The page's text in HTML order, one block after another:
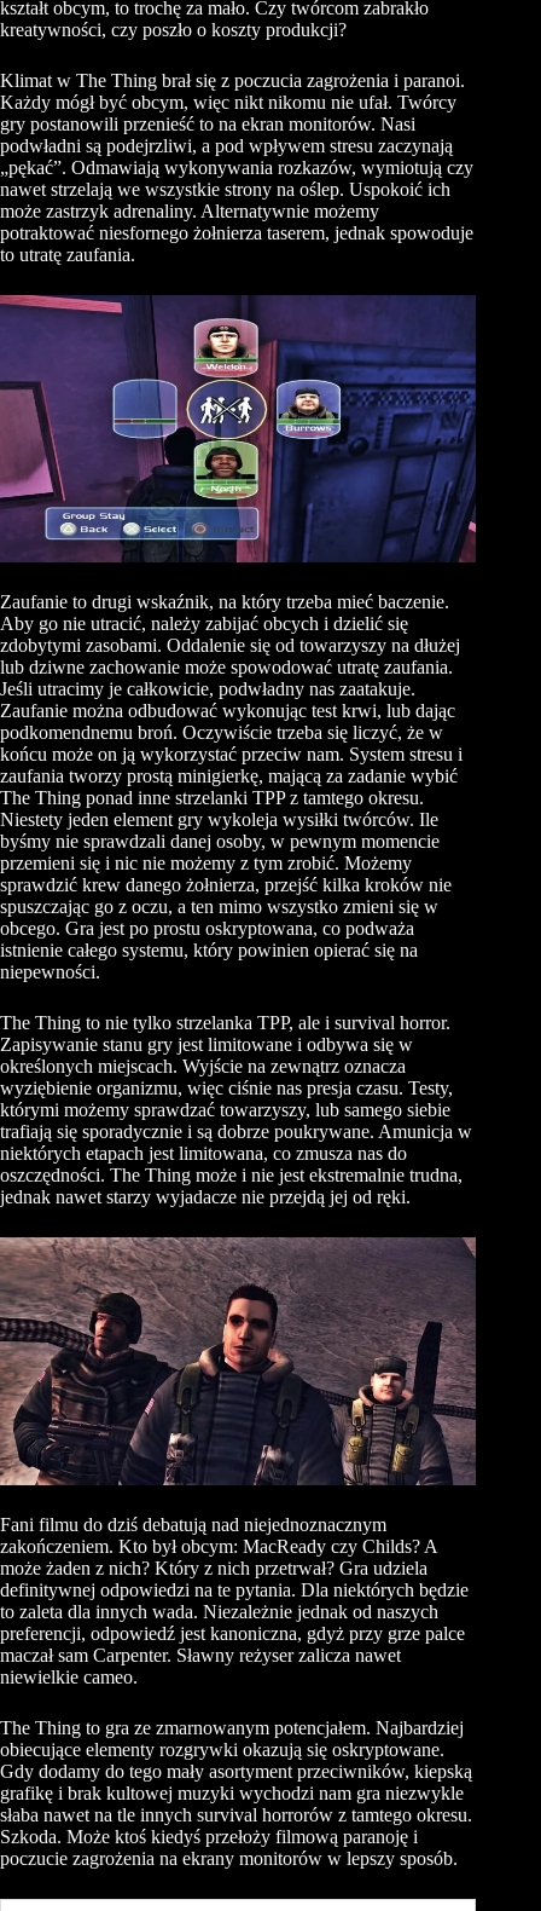
kształt obcym, to trochę za mało. Czy twórcom zabrakło
kreatywności, czy poszło o koszty produkcji?
Klimat w The Thing brał się z poczucia zagrożenia i paranoi.
Każdy mógł być obcym, więc nikt nikomu nie ufał. Twórcy
gry postanowili przenieść to na ekran monitorów. Nasi
podwładni są podejrzliwi, a pod wpływem stresu zaczynają
„pękać”. Odmawiają wykonywania rozkazów, wymiotują czy
nawet strzelają we wszystkie strony na oślep. Uspokoić ich
może zastrzyk adrenaliny. Alternatywnie możemy
potraktować niesfornego żołnierza taserem, jednak spowoduje
to utratę zaufania.
Zaufanie to drugi wskaźnik, na który trzeba mieć baczenie.
Aby go nie utracić, należy zabijać obcych i dzielić się
zdobytymi zasobami. Oddalenie się od towarzyszy na dłużej
lub dziwne zachowanie może spowodować utratę zaufania.
Jeśli utracimy je całkowicie, podwładny nas zaatakuje.
Zaufanie można odbudować wykonując test krwi, lub dając
podkomendnemu broń. Oczywiście trzeba się liczyć, że w
końcu może on ją wykorzystać przeciw nam. System stresu i
zaufania tworzy prostą minigierkę, mającą za zadanie wybić
The Thing ponad inne strzelanki TPP z tamtego okresu.
Niestety jeden element gry wykoleja wysiłki twórców. Ile
byśmy nie sprawdzali danej osoby, w pewnym momencie
przemieni się i nic nie możemy z tym zrobić. Możemy
sprawdzić krew danego żołnierza, przejść kilka kroków nie
spuszczając go z oczu, a ten mimo wszystko zmieni się w
obcego. Gra jest po prostu oskryptowana, co podważa
istnienie całego systemu, który powinien opierać się na
niepewności.
The Thing to nie tylko strzelanka TPP, ale i survival horror.
Zapisywanie stanu gry jest limitowane i odbywa się w
określonych miejscach. Wyjście na zewnątrz oznacza
wyziębienie organizmu, więc ciśnie nas presja czasu. Testy,
którymi możemy sprawdzać towarzyszy, lub samego siebie
trafiają się sporadycznie i są dobrze poukrywane. Amunicja w
niektórych etapach jest limitowana, co zmusza nas do
oszczędności. The Thing może i nie jest ekstremalnie trudna,
jednak nawet starzy wyjadacze nie przejdą jej od ręki.
Fani filmu do dziś debatują nad niejednoznacznym
zakończeniem. Kto był obcym: MacReady czy Childs? A
może żaden z nich? Który z nich przetrwał? Gra udziela
definitywnej odpowiedzi na te pytania. Dla niektórych będzie
to zaleta dla innych wada. Niezależnie jednak od naszych
preferencji, odpowiedź jest kanoniczna, gdyż przy grze palce
maczał sam Carpenter. Sławny reżyser zalicza nawet
niewielkie cameo.
The Thing to gra ze zmarnowanym potencjałem. Najbardziej
obiecujące elementy rozgrywki okazują się oskryptowane.
Gdy dodamy do tego mały asortyment przeciwników, kiepską
grafikę i brak kultowej muzyki wychodzi nam gra niezwykle
słaba nawet na tle innych survival horrorów z tamtego okresu.
Szkoda. Może ktoś kiedyś przełoży filmową paranoję i
poczucie zagrożenia na ekrany monitorów w lepszy sposób.